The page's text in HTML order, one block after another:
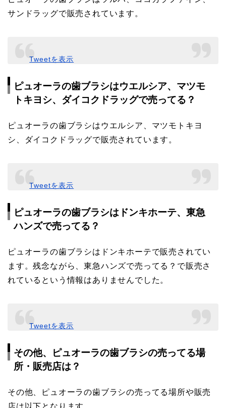
サンドラッグで販売されています。
Tweetを表示
ピュオーラの歯ブラシはウエルシア、マツモ
トキヨシ、ダイコクドラッグで売ってる？
ピュオーラの歯ブラシはウエルシア、マツモトキヨ
シ、ダイコクドラッグで販売されています。
Tweetを表示
ピュオーラの歯ブラシはドンキホーテ、東急
ハンズで売ってる？
ピュオーラの歯ブラシはドンキホーテで販売されてい
ます。残念ながら、東急ハンズで売ってる？で販売さ
れているという情報はありませんでした。
Tweetを表示
その他、ピュオーラの歯ブラシの売ってる場
所・販売店は？
その他、ピュオーラの歯ブラシの売ってる場所や販売